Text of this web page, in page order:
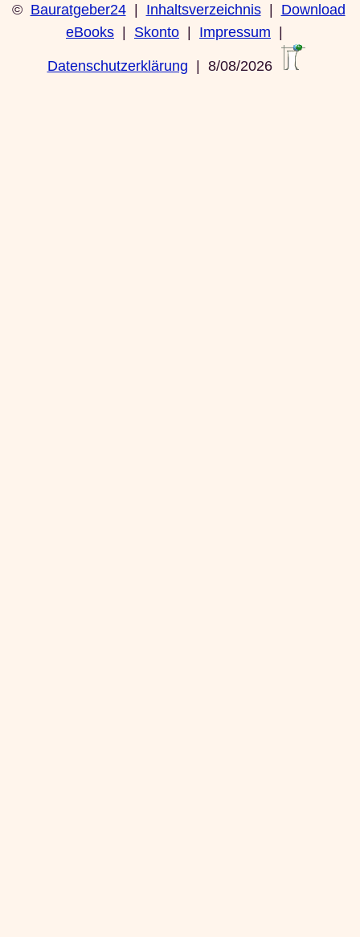
© Bauratgeber24| Inhaltsverzeichnis| Download
eBooks | Skonto | Impressum |
Datenschutzerklärung | 8/08/2026